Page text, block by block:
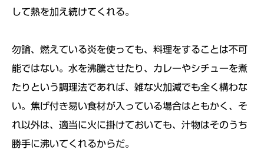
して熱を加え続けてくれる。
勿論、燃えている炎を使っても、料理をすることは不可
能ではない。水を沸騰させたり、カレーやシチューを煮
たりという調理法であれば、雑な火加減でも全く構わな
い。焦げ付き易い食材が入っている場合はともかく、そ
れ以外は、適当に火に掛けておいても、汁物はそのうち
勝手に沸いてくれるからだ。